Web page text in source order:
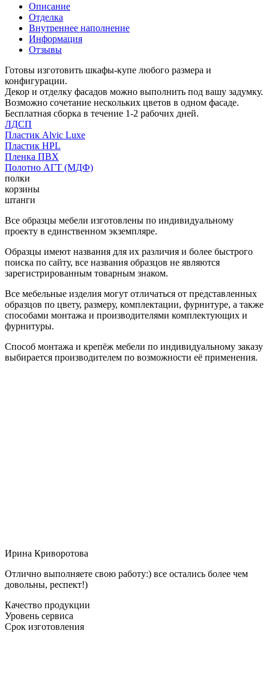
Описание
Отделка
Внутреннее наполнение
Информация
Отзывы
Готовы изготовить шкафы-купе любого размера и
конфигурации.
Декор и отделку фасадов можно выполнить под вашу задумку.
Возможно сочетание нескольких цветов в одном фасаде.
Бесплатная сборка в течение 1-2 рабочих дней.
ЛДСП
Пластик Alvic Luxe
Пластик HPL
Пленка ПВХ
Полотно АГТ (МДФ)
полки
корзины
штанги
Все образцы мебели изготовлены по индивидуальному
проекту в единственном экземпляре.
Образцы имеют названия для их различия и более быстрого
поиска по сайту, все названия образцов не являются
зарегистрированным товарным знаком.
Все мебельные изделия могут отличаться от представленных
образцов по цвету, размеру, комплектации, фурнитуре, а также
способами монтажа и производителями комплектующих и
фурнитуры.
Способ монтажа и крепёж мебели по индивидуальному заказу
выбирается производителем по возможности её применения.
Ирина Криворотова
Отлично выполняете свою работу:) все остались более чем
довольны, респект!)
Качество продукции
Уровень сервиса
Срок изготовления